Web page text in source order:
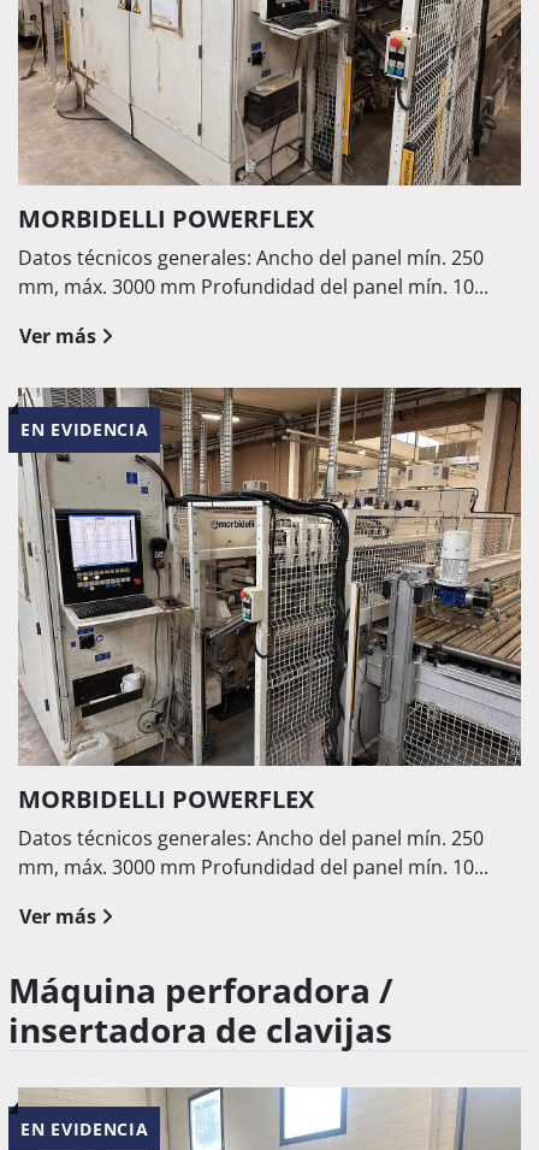
MORBIDELLI POWERFLEX
Datos técnicos generales: Ancho del panel mín. 250
mm, máx. 3000 mm Profundidad del panel mín. 10...
Ver más
EN EVIDENCIA
MORBIDELLI POWERFLEX
Datos técnicos generales: Ancho del panel mín. 250
mm, máx. 3000 mm Profundidad del panel mín. 10...
Ver más
Máquina perforadora /
insertadora de clavijas
EN EVIDENCIA